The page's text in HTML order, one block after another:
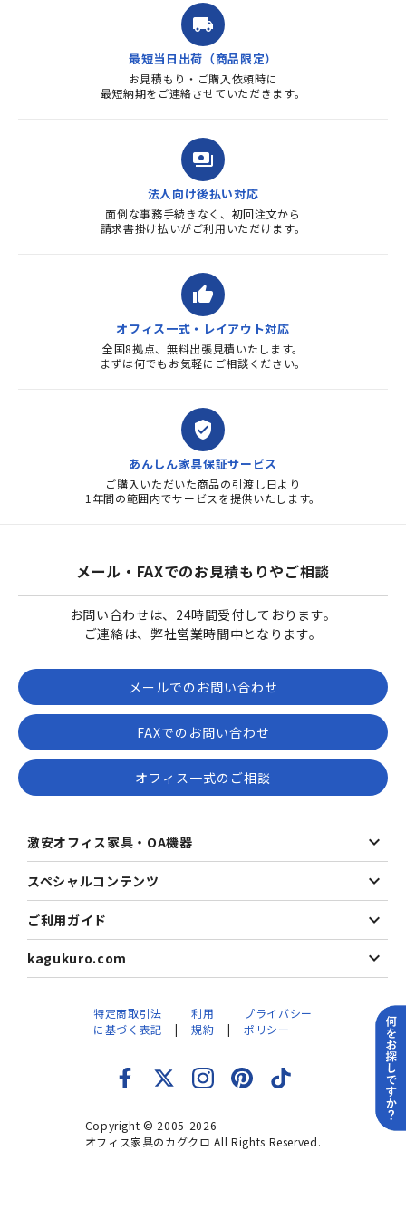
ました。商品到着も早く、品
質・使いやすさで満足していま
す。また、リピートするときは
よろしくお...
local_shipping
最短当日出荷（商品限定）
お見積もり・ご購入依頼時に
最短納期をご連絡させていただきます。
payments
法人向け後払い対応
面倒な事務手続きなく、初回注文から
請求書掛け払いがご利用いただけます。
thumb_up
オフィス一式・レイアウト対応
全国8拠点、無料出張見積いたします。
まずは何でもお気軽にご相談ください。
verified_user
あんしん家具保証サービス
ご購入いただいた商品の引渡し日より
1年間の範囲内でサービスを提供いたします。
メール・FAXでのお見積もりやご相談
お問い合わせは、24時間受付しております。
ご連絡は、弊社営業時間中となります。
メールでのお問い合わせ
FAXでのお問い合わせ
オフィス一式のご相談
激安オフィス家具・OA機器
スペシャルコンテンツ
ご利用ガイド
kagukuro.com
Copyright © 2005-2026
オフィス家具のカグクロ All Rights Reserved.
特定商取引法
に基づく表記
利用
規約
プライバシー
ポリシー